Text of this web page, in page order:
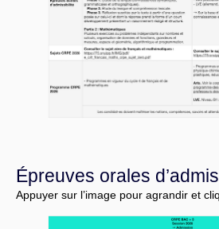
Épreuves orales
Appuyer sur l’image pour agrandir et